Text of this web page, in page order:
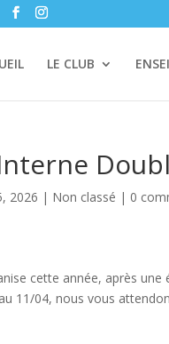
LE CLUB
2026 | Non classé | 0
cette année, après
11/04, nous vous